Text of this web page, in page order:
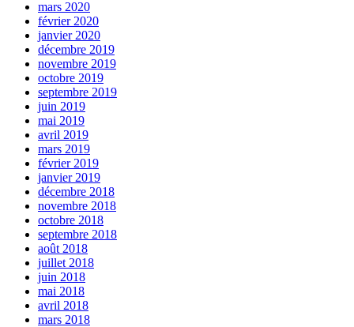
mars 2020
février 2020
janvier 2020
décembre 2019
novembre 2019
octobre 2019
septembre 2019
juin 2019
mai 2019
avril 2019
mars 2019
février 2019
janvier 2019
décembre 2018
novembre 2018
octobre 2018
septembre 2018
août 2018
juillet 2018
juin 2018
mai 2018
avril 2018
mars 2018